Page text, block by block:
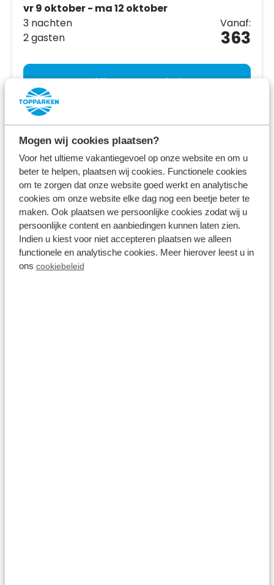
Mogen wij cookies plaatsen?
Voor het ultieme vakantiegevoel op onze website en om u
beter te helpen, plaatsen wij cookies. Functionele cookies
om te zorgen dat onze website goed werkt en analytische
cookies om onze website elke dag nog een beetje beter te
maken. Ook plaatsen we persoonlijke cookies zodat wij u
persoonlijke content en aanbiedingen kunnen laten zien.
Indien u kiest voor niet accepteren plaatsen we alleen
functionele en analytische cookies. Meer hierover leest u in
ons cookiebeleid
vr 9 oktober - ma 12 oktober
3 nachten
2 gasten
Vanaf:
363
Bekijk accommodaties